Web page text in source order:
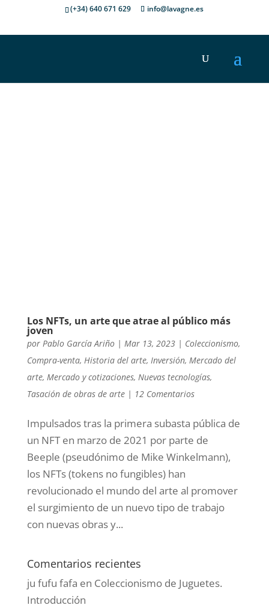
(+34) 640 671 629 info@lavagne.es
Los NFTs, un arte que atrae al público más
joven
por Pablo García Ariño| Mar 13, 2023| Coleccionismo,
Compra-venta, Historia del arte, Inversión, Mercado del
arte, Mercado y cotizaciones, Nuevas tecnologías,
Tasación de obras de arte| 12 Comentarios
Impulsados tras la primera subasta pública de
un NFT en marzo de 2021 por parte de
Beeple (pseudónimo de Mike Winkelmann),
los NFTs (tokens no fungibles) han
revolucionado el mundo del arte al promover
el surgimiento de un nuevo tipo de trabajo
con nuevas obras y...
Comentarios recientes
ju fufu fafa en Coleccionismo de Juguetes.
Introducción